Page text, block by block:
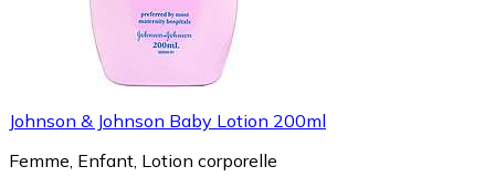
Johnson & Johnson Baby Lotion 200ml
Femme, Enfant, Lotion corporelle